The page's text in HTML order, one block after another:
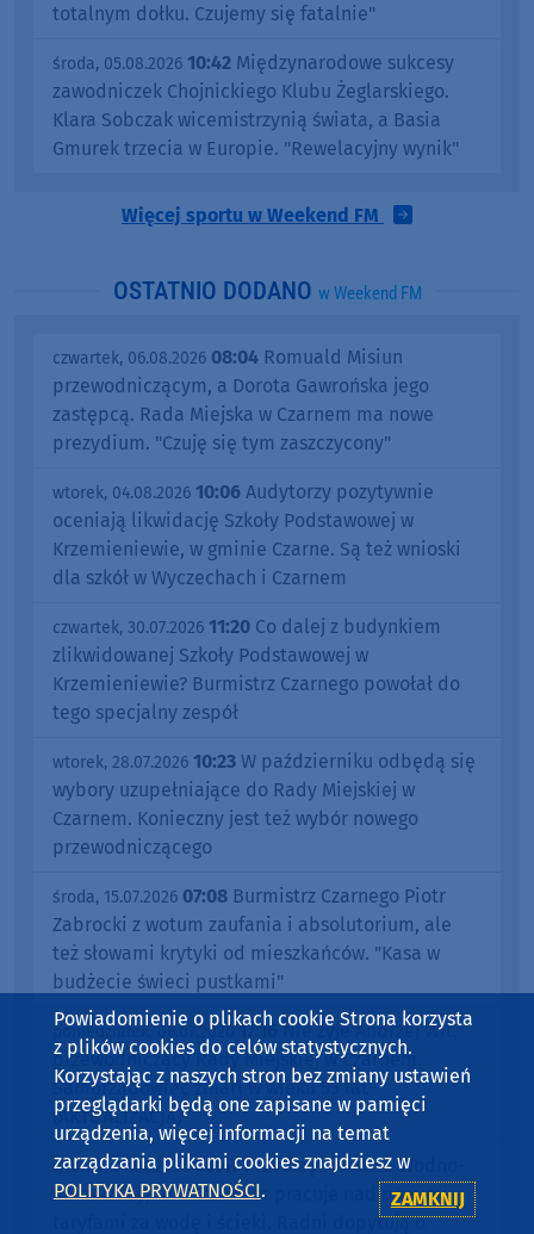
totalnym dołku. Czujemy się fatalnie"
środa, 05.08.2026 10:42 Międzynarodowe sukcesy
zawodniczek Chojnickiego Klubu Żeglarskiego.
Klara Sobczak wicemistrzynią świata, a Basia
Gmurek trzecia w Europie. "Rewelacyjny wynik"
Więcej sportu w Weekend FM
OSTATNIO DODANO w Weekend FM
czwartek, 06.08.2026 08:04 Romuald Misiun
przewodniczącym, a Dorota Gawrońska jego
zastępcą. Rada Miejska w Czarnem ma nowe
prezydium. "Czuję się tym zaszczycony"
wtorek, 04.08.2026 10:06 Audytorzy pozytywnie
oceniają likwidację Szkoły Podstawowej w
Krzemieniewie, w gminie Czarne. Są też wnioski
dla szkół w Wyczechach i Czarnem
czwartek, 30.07.2026 11:20 Co dalej z budynkiem
zlikwidowanej Szkoły Podstawowej w
Krzemieniewie? Burmistrz Czarnego powołał do
tego specjalny zespół
wtorek, 28.07.2026 10:23 W październiku odbędą się
wybory uzupełniające do Rady Miejskiej w
Czarnem. Konieczny jest też wybór nowego
przewodniczącego
środa, 15.07.2026 07:08 Burmistrz Czarnego Piotr
Zabrocki z wotum zaufania i absolutorium, ale
też słowami krytyki od mieszkańców. "Kasa w
budżecie świeci pustkami"
poniedziałek, 06.07.2026 17:16 Nie żyje Andrzej Wit,
przewodniczący Rady Miejskiej w Czarnem.
Samorządowiec zmarł w wieku 55 lat
(AKTUALIZACJA)
wtorek, 09.06.2026 06:47Przedsiębiorstwo Wodno-
Kanalizacyjne w Czarnem pracuje nad nowymi
taryfami za wodę i ścieki. Radni dopytują o
Powiadomienie o plikach cookie Strona korzysta
z plików cookies do celów statystycznych.
Korzystając z naszych stron bez zmiany ustawień
przeglądarki będą one zapisane w pamięci
urządzenia, więcej informacji na temat
zarządzania plikami cookies znajdziesz w
POLITYKA PRYWATNOŚCI. ZAMKNIJ